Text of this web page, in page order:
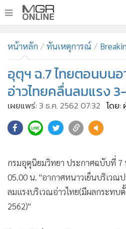
ทันเหตุการณ์
• ภาคใต้
ภูมิภาค
Online Section
• ผู้จัดการรายวัน
• ละคร
• CbizReview
• Cyber BIZ
• ผู้จัดกวน
หน้าหลัก ทันเหตุการณ์
อุตุฯ ฉ.7 ไทยตอนบน
อ่าวไทยคลื่นลมแรง
เผยแพร่: 3 ธ.ค. 2562 07:32 โดย:
กรมอุตุนิยมวิทยา ประกาศฉบับที่ 7
05.00 น. "อากาศหนาวเย็นบริเว
ลมแรงบริเวณอ่าวไทย(มีผลกระทบ
2562)"